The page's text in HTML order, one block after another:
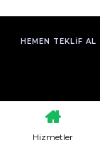
HEMEN TEKLIF AL
Hizmetler